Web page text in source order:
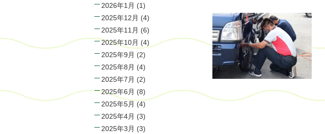
2026年1月 (1)
2025年12月 (4)
2025年11月 (6)
2025年10月 (4)
2025年9月 (2)
2025年8月 (4)
2025年7月 (2)
2025年6月 (8)
2025年5月 (4)
2025年4月 (3)
2025年3月 (3)